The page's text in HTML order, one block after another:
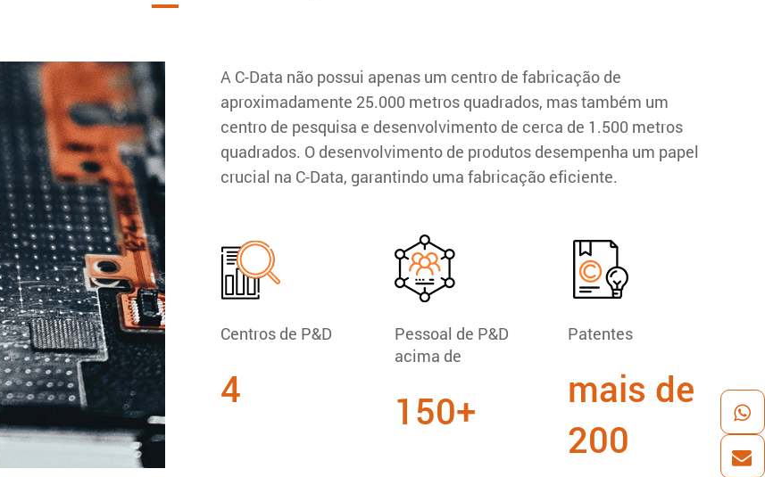
A C-Data não possui apenas um centro de fabricação de
aproximadamente 25.000 metros quadrados, mas também um
centro de pesquisa e desenvolvimento de cerca de 1.500 metros
quadrados. O desenvolvimento de produtos desempenha um papel
crucial na C-Data, garantindo uma fabricação eficiente.
Centros de P&D
4
Pessoal de P&D
acima de
150+
Patentes
mais de
200